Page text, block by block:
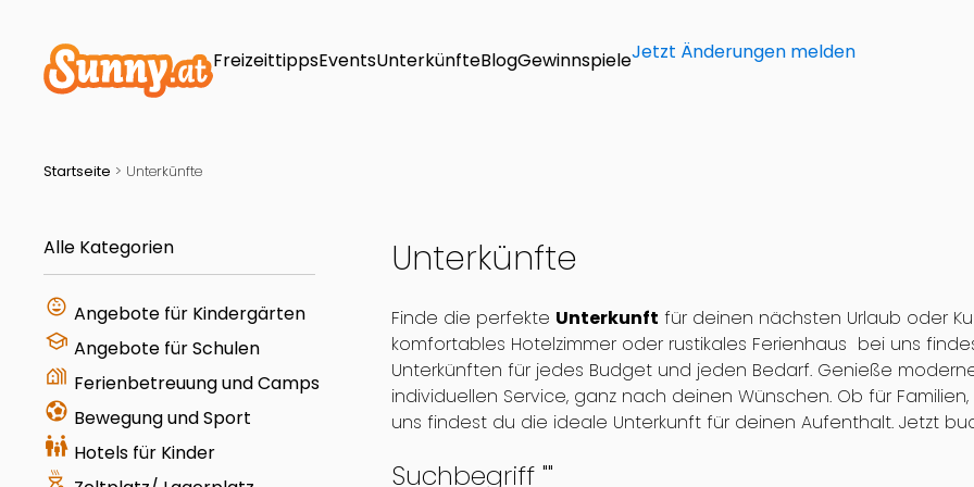
FreizeittippsEventsUnterkünfteBlogGewinnspieleJetzt Änderungen melden
Startseite > Unterkünfte
Alle Kategorien
child_care Angebote für Kindergärten
school Angebote für Schulen
holiday_village Ferienbetreuung und Camps
sports_and_outdoors Bewegung und Sport
family_restroom Hotels für Kinder
outdoor_grill
Unterkünfte
Finde die perfekte Unterkunft für deinen nächsten Urlaub oder
komfortables Hotelzimmer oder rustikales Ferienhaus bei uns
Unterkünften für jedes Budget und jeden Bedarf. Genieße
individuellen Service, ganz nach deinen Wünschen. Ob für
uns findest du die ideale Unterkunft für deinen Aufenthalt. Jetzt
Suchbegriff ""